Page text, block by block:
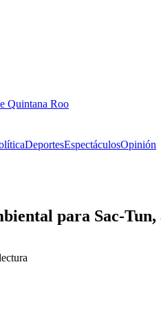
Quintana Roo
DeportesEspectáculosOpinión
para Sac-